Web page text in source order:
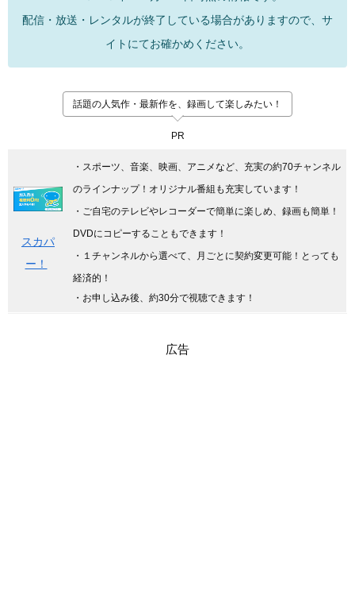
配信・放送・レンタルが終了している場合がありますので、サ
イトにてお確かめください。
話題の人気作・最新作を、録画して楽しみたい！
PR
スカパ
ー！
・スポーツ、音楽、映画、アニメなど、充実の約70チャンネル
のラインナップ！オリジナル番組も充実しています ！
・ご自宅のテレビやレコーダーで簡単に楽しめ、録画も簡単！
DVDにコピーすることもできます！
・１チャンネルから選べて、月ごとに契約変更可能！とっても
経済的！
・お申し込み後、約30分で視聴できます！
広告